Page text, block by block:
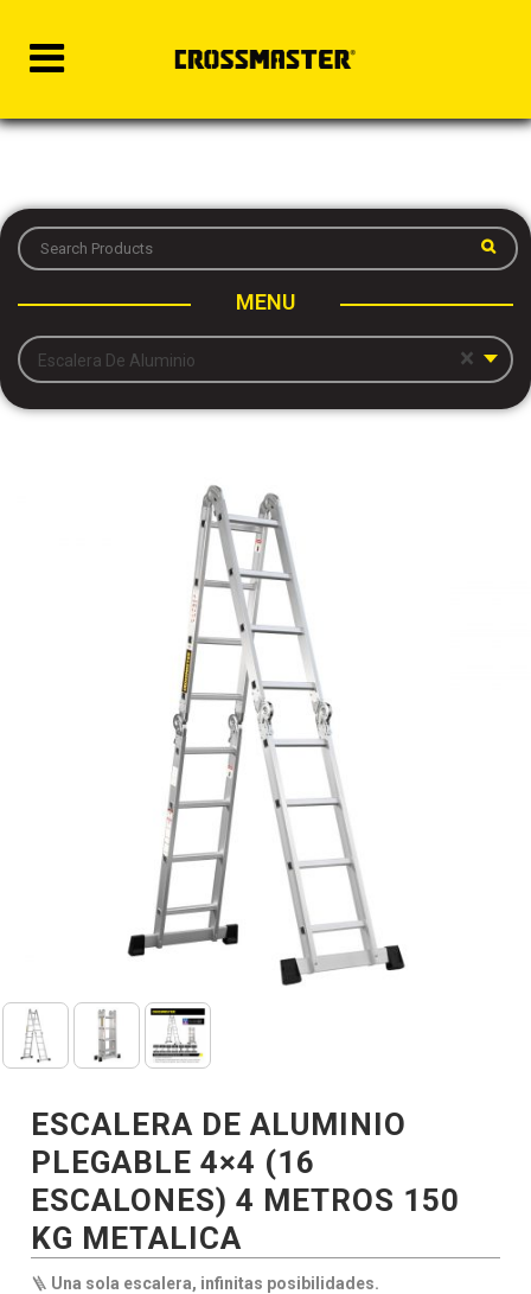
MENU
×
Escalera De Aluminio
ESCALERA DE ALUMINIO
PLEGABLE 4×4 (16
ESCALONES) 4 METROS 150
KG METALICA
🪜 Una sola escalera, infinitas posibilidades.